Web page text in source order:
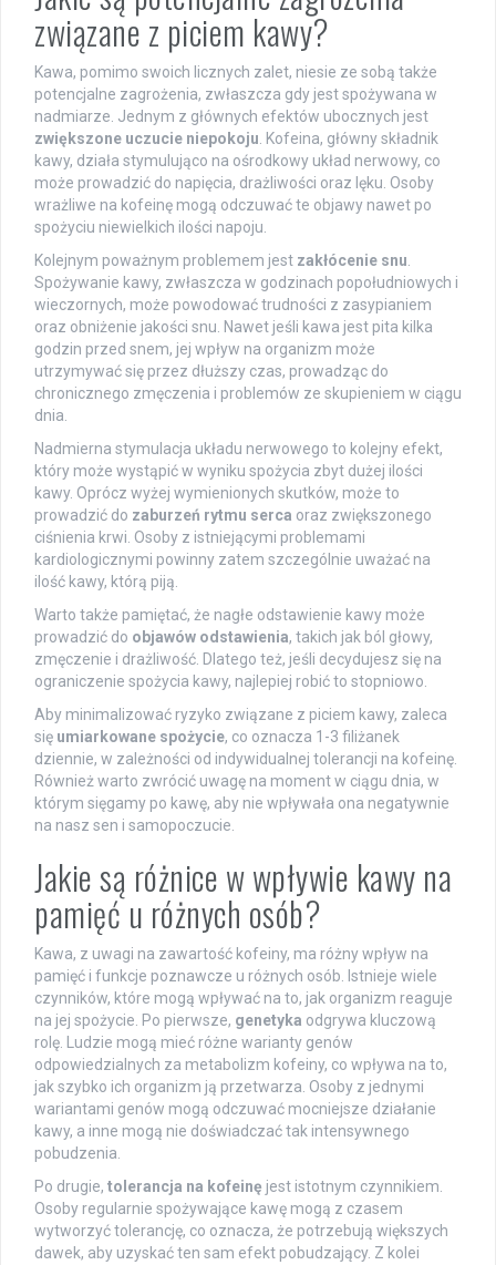
związane z piciem kawy?
Kawa, pomimo swoich licznych zalet, niesie ze sobą także
potencjalne zagrożenia, zwłaszcza gdy jest spożywana w
nadmiarze. Jednym z głównych efektów ubocznych jest
zwiększone uczucie niepokoju . Kofeina, główny składnik
kawy, działa stymulująco na ośrodkowy układ nerwowy, co
może prowadzić do napięcia, drażliwości oraz lęku. Osoby
wrażliwe na kofeinę mogą odczuwać te objawy nawet po
spożyciu niewielkich ilości napoju.
Kolejnym poważnym problemem jest zakłócenie snu
Spożywanie kawy, zwłaszcza w godzinach popołudniowych i
wieczornych, może powodować trudności z zasypianiem
oraz obniżenie jakości snu. Nawet jeśli kawa jest pita kilka
godzin przed snem, jej wpływ na organizm może
utrzymywać się przez dłuższy czas, prowadząc do
chronicznego zmęczenia i problemów ze skupieniem w ciągu
dnia.
Nadmierna stymulacja układu nerwowego to kolejny efekt,
który może wystąpić w wyniku spożycia zbyt dużej ilości
kawy. Oprócz wyżej wymienionych skutków, może to
prowadzić do zaburzeń rytmu serca oraz zwiększonego
ciśnienia krwi. Osoby z istniejącymi problemami
kardiologicznymi powinny zatem szczególnie uważać na
ilość kawy, którą piją.
Warto także pamiętać, że nagłe odstawienie kawy może
prowadzić do objawów odstawienia, takich jak ból głowy,
zmęczenie i drażliwość. Dlatego też, jeśli decydujesz się na
ograniczenie spożycia kawy, najlepiej robić to stopniowo.
Aby minimalizować ryzyko związane z piciem kawy, zaleca
się umiarkowane spożycie, co oznacza 1-3 filiżanek
dziennie, w zależności od indywidualnej tolerancji na kofeinę.
Również warto zwrócić uwagę na moment w ciągu dnia, w
którym sięgamy po kawę, aby nie wpływała ona negatywnie
na nasz sen i samopoczucie.
Jakie są różnice w wpływie kawy na
pamięć u różnych osób?
Kawa, z uwagi na zawartość kofeiny, ma różny wpływ na
pamięć i funkcje poznawcze u różnych osób. Istnieje wiele
czynników, które mogą wpływać na to, jak organizm reaguje
na jej spożycie. Po pierwsze, genetyka odgrywa kluczową
rolę. Ludzie mogą mieć różne warianty genów
odpowiedzialnych za metabolizm kofeiny, co wpływa na to,
jak szybko ich organizm ją przetwarza. Osoby z jednymi
wariantami genów mogą odczuwać mocniejsze działanie
kawy, a inne mogą nie doświadczać tak intensywnego
pobudzenia.
Po drugie, tolerancja na kofeinę jest istotnym czynnikiem.
Osoby regularnie spożywające kawę mogą z czasem
wytworzyć tolerancję, co oznacza, że potrzebują większych
dawek, aby uzyskać ten sam efekt pobudzający. Z kolei